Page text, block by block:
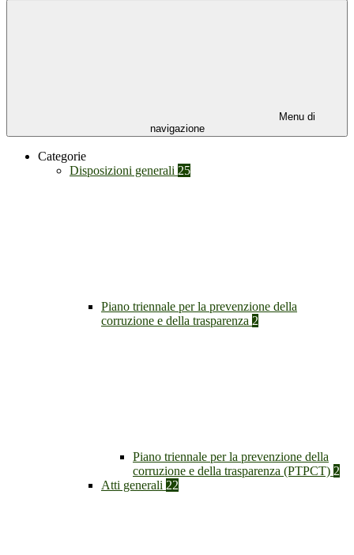
Menu di
navigazione
Categorie
Disposizioni generali 25
Piano triennale per la prevenzione della
corruzione e della trasparenza 2
Piano triennale per la prevenzione della
corruzione e della trasparenza (PTPCT) 2
Atti generali 22